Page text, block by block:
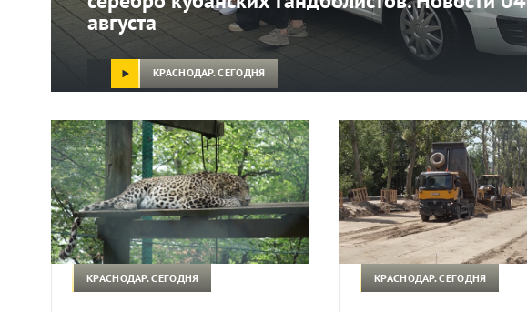
августа
КРАСНОДАР. СЕГОДНЯ
КРАСНОДАР. СЕГОДНЯ КРАСНОДАР. СЕГОДНЯ